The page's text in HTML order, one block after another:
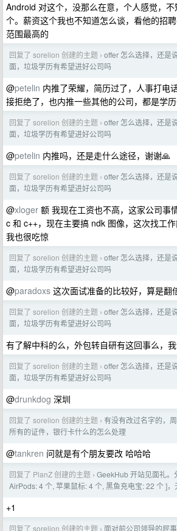
Android 对这个，没那么在意，个人感觉，
个。薪资这个我也不知道怎么谈，看他的招
范围最高的
回复了 sorelion 创建的主题 › offer 怎么选择，还是
面，垃圾学历有希望进好公司吗
@petelin 内推了荣耀，简历过了，人事打电
接拒绝了，也内推一些其他的公司，都是学
回复了 sorelion 创建的主题 › offer 怎么选择，还是
面，垃圾学历有希望进好公司吗
@petelin 内推吗，还是走什么途径，谢谢🙏
回复了 sorelion 创建的主题 › offer 怎么选择，还是
面，垃圾学历有希望进好公司吗
@xloger 额 我现在工资也不高，这家公司事
c 和 c++，现在主要搞 ndk 图像，这次找工作
我也很吃惊
回复了 sorelion 创建的主题 › offer 怎么选择，还是
面，垃圾学历有希望进好公司吗
@paradoxs 这次面试准备的比较好，算是翻
回复了 sorelion 创建的主题 › offer 怎么选择，还是
面，垃圾学历有希望进好公司吗
有了解中科的么，外包转自研有这回事么，
回复了 sorelion 创建的主题 › offer 怎么选择，还是
面，垃圾学历有希望进好公司吗
@drunkdog 深圳
回复了 sorelion 创建的主题 › 有没有改过名字的，周
所有的证件，银行卡什么的怎么处理
@tankren 问就是有个朋友要改 哈哈哈
回复了 PlanZ 创建的主题 › GeekHub 开站见面礼。
AirPods: 4 个, 苹果鼠标: 4 个, 黑鱼充电宝: 22 个 ]，
+1
回复了 sorelion 创建的主题 › 面对前公司领导的屁